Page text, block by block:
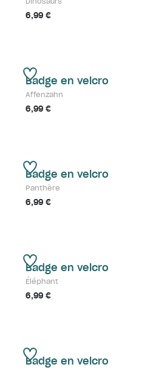
6,99 €
Badge en velcro
Affenzahn
6,99 €
Badge en velcro
Panthère
6,99 €
Badge en velcro
Éléphant
6,99 €
Badge en velcro